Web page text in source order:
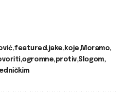
featured jake koje Moramo
ogromne protiv Slogom